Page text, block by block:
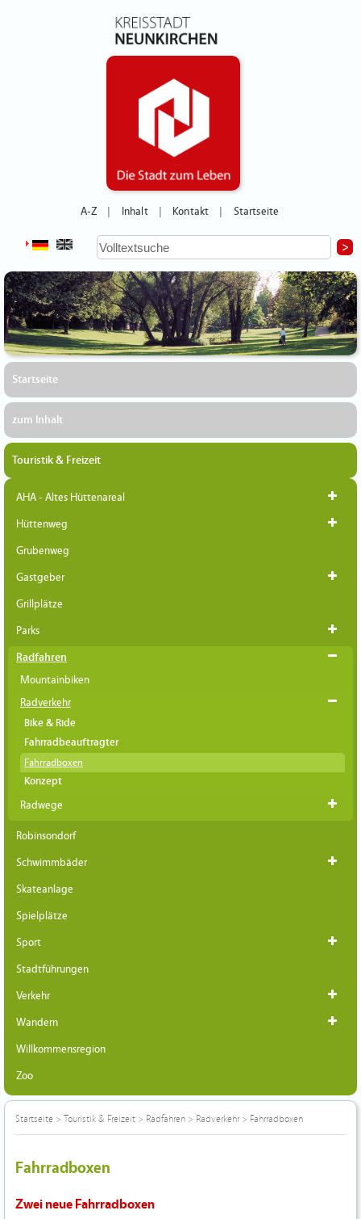
A-Z Inhalt Kontakt Startseite
Startseite
zum Inhalt
Touristik & Freizeit
AHA - Altes Hüttenareal
Hüttenweg
Grubenweg
Gastgeber
Grillplätze
Parks
Radfahren
Mountainbiken
Radverkehr
Bike & Ride
Fahrradbeauftragter
Fahrradboxen
Konzept
Radwege
Robinsondorf
Schwimmbäder
Skateanlage
Spielplätze
Sport
Stadtführungen
Verkehr
Wandern
Willkommensregion
Zoo
Startseite > Touristik & Freizeit > Radfahren > Radverkehr> Fahrradboxen
Fahrradboxen
Zwei neue Fahrradboxen